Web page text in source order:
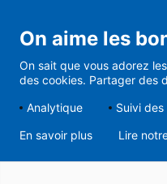
On aime les
On sait que vous adorez
des cookies. Partager des
Analytique
Suivi
En savoir plus Lire